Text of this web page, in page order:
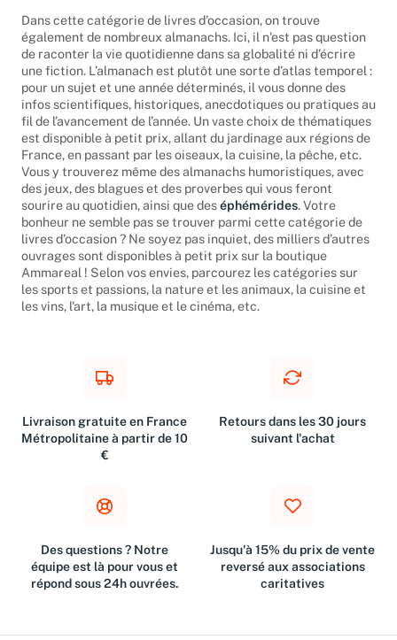
Dans cette catégorie de livres d’occasion, on trouve
également de nombreux almanachs. Ici, il n’est pas question
de raconter la vie quotidienne dans sa globalité ni d’écrire
une fiction. L’almanach est plutôt une sorte d’atlas temporel :
pour un sujet et une année déterminés, il vous donne des
infos scientifiques, historiques, anecdotiques ou pratiques au
fil de l’avancement de l’année. Un vaste choix de thématiques
est disponible à petit prix, allant du jardinage aux régions de
France, en passant par les oiseaux, la cuisine, la pêche, etc.
Vous y trouverez même des almanachs humoristiques, avec
des jeux, des blagues et des proverbes qui vous feront
sourire au quotidien, ainsi que deséphémérides. Votre
bonheur ne semble pas se trouver parmi cette catégorie de
livres d’occasion ? Ne soyez pas inquiet, des milliers d’autres
ouvrages sont disponibles à petit prix sur la boutique
Ammareal ! Selon vos envies, parcourez les catégories sur
les sports et passions, la nature et les animaux, la cuisine et
les vins, l’art, la musique et le cinéma, etc.
Livraison gratuite en France
Métropolitaine à partir de 10
€
Retours dans les 30 jours
suivant l'achat
Des questions ? Notre
équipe est là pour vous et
répond sous 24h ouvrées.
Jusqu'à 15% du prix de vente
reversé aux associations
caritatives